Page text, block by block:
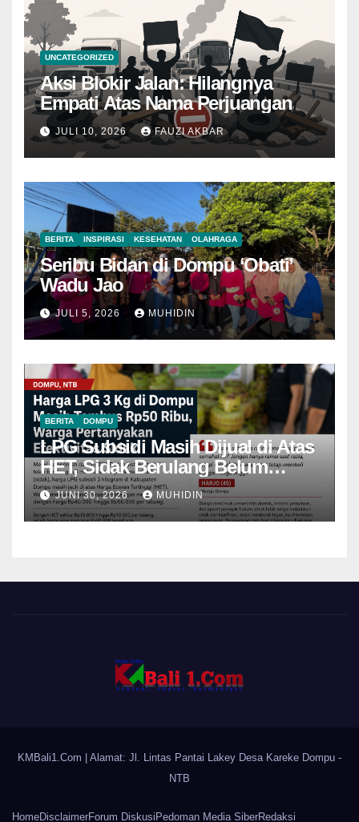
UNCATEGORIZED
Aksi Blokir Jalan: Hilangnya
Empati Atas Nama Perjuangan
JULI 10, 2026 FAUZI AKBAR
BERITA INSPIRASI KESEHATAN OLAHRAGA
Seribu Bidan di Dompu ‘Obati’
Wadu Jao
JULI 5, 2026 MUHIDIN
BERITA DOMPU
LPG Subsidi Masih Dijual di Atas
HET, Sidak Berulang Belum
Mampu Menekan Harga
JUNI 30, 2026 MUHIDIN
KMBali1.Com | Alamat: Jl. Lintas Pantai Lakey Desa Kareke Dompu -
NTB
HomeDisclaimerForum Diskusi Pedoman Media SiberRedaksi